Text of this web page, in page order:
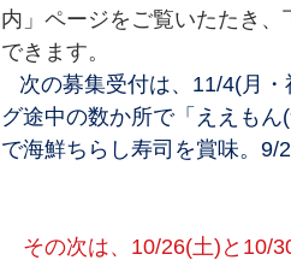
内」ページをご覧いたたき
できます。
次の募集受付は、11/4(月
グ途中の数か所で「ええもん
で海鮮ちらし寿司を賞味。9/
満員
その次は、10/26(土)と10/